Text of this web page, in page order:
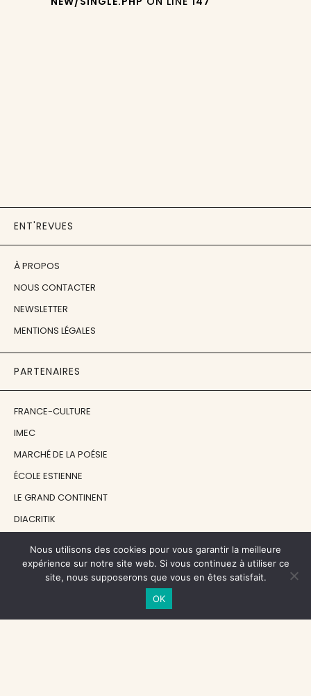
ENT'REVUES
À PROPOS
NOUS CONTACTER
NEWSLETTER
MENTIONS LÉGALES
PARTENAIRES
FRANCE-CULTURE
IMEC
MARCHÉ DE LA POÉSIE
ÉCOLE ESTIENNE
LE GRAND CONTINENT
DIACRITIK
NOS SOUTIENS
CENTRE NATIONAL DU LIVRE
Nous utilisons des cookies pour vous garantir la meilleure
expérience sur notre site web. Si vous continuez à utiliser ce
site, nous supposerons que vous en êtes satisfait.
OK